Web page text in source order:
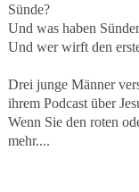
Sünde?
Und was haben
Und wer wirft den
Drei junge Männer
ihrem Podcast über
Wenn Sie den roten
mehr....